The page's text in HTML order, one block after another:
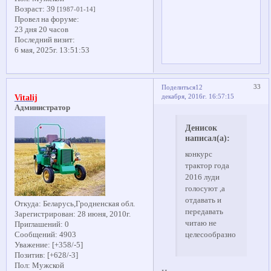
Возраст: 39 [1987-01-14]
Провел на форуме:
23 дня 20 часов
Последний визит:
6 мая, 2025г. 13:51:53
Поделиться 33
12
декабря, 2016г. 16:57:15
Vitalij
Администратор
Откуда: Беларусь,Гродненская обл.
Зарегистрирован: 28 июня, 2010г.
Приглашений: 0
Сообщений: 4903
Уважение: [+358/-5]
Позитив: [+628/-3]
Пол: Мужской
Денисок
написал(а):
конкурс
трактор года
2016 луди
голосуют ,а
отдавать и
передавать
читаю не
целесообразно